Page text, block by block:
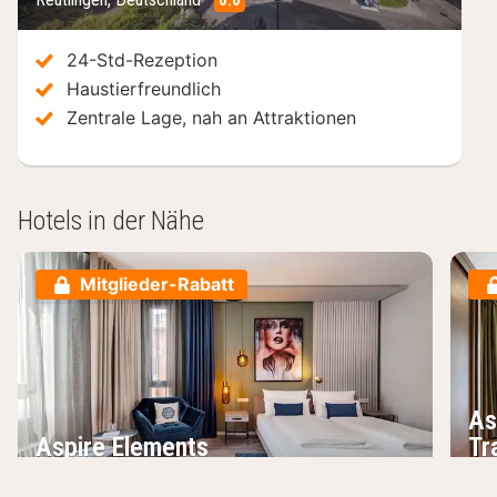
/10
24-Std-Rezeption
Haustierfreundlich
Zentrale Lage, nah an Attraktionen
Hotels in der Nähe
Mitglieder-Rabatt
Aspire Elements